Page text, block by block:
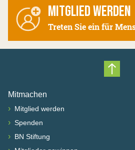
MITGLIED WERDEN
Treten Sie ein für
Mitmachen
› Mitglied werden
› Spenden
› BN Stiftung